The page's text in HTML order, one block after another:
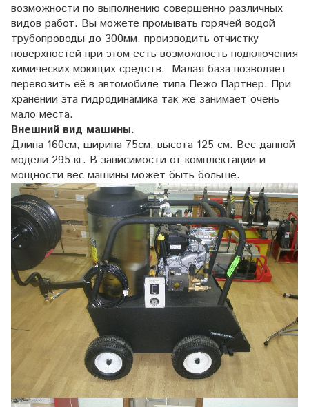
возможности по выполнению совершенно различных
видов работ. Вы можете промывать горячей водой
трубопроводы до 300мм, производить отчистку
поверхностей при этом есть возможность подключения
химических моющих средств. Малая база позволяет
перевозить её в автомобиле типа Пежо Партнер. При
хранении эта гидродинамика так же занимает очень
мало места.
Внешний вид машины.
Длина 160см, ширина 75см, высота 125 см. Вес данной
модели 295 кг. В зависимости от комплектации и
мощности вес машины может быть больше.